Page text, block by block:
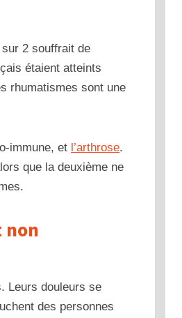
2 souffrait de
étaient atteints
rhumatismes sont une
immune, et l’arthrose.
que la deuxième ne
non
Leurs douleurs se
des personnes